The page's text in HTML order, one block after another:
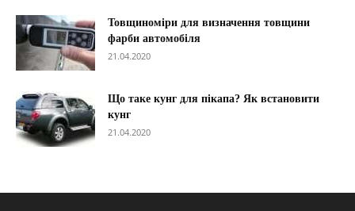
Товщиноміри для визначення товщини
фарби автомобіля
21.04.2020
Що таке кунг для пікапа? Як встановити
кунг
21.04.2020